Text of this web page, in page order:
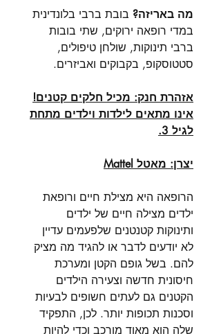
מה באריזה? בובת ברבי בלונדינית
במדי רופאה ירוקים, שתי בובות
ברבי תינוקות, שולחן טיפולים,
סטטוסקופ, בקבוקים ואביזרים.
אזהרת חנק: מכיל חלקים קטנים!
אינו מתאים לילדות וילדים מתחת
לגיל 3.
יצרן: מאטל Mattel
הרופאה היא מצילת חיים ורופאת
ילדים מצילה חיים של ילדים
ותינוקות קטנטנים שלפעמים עדיין
לא יודעים לדבר או להגיד מה מציק
להם. בשל גופם הקטן ומערכת
חיסונית חדשה וצעירה הילדים
הקטנים גם לעתים חשופים לבעיות
וסכנות תכופות יותר. לכן, התפקיד
שלה הוא מאוד מורכב וכדי להיות